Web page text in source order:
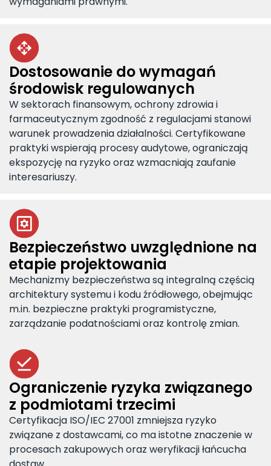
Dostosowanie do wymagań
środowisk regulowanych
W sektorach finansowym, ochrony zdrowia i
farmaceutycznym zgodność z regulacjami stanowi
warunek prowadzenia działalności. Certyfikowane
praktyki wspierają procesy audytowe, ograniczają
ekspozycję na ryzyko oraz wzmacniają zaufanie
interesariuszy.
Bezpieczeństwo uwzględnione na
etapie projektowania
Mechanizmy bezpieczeństwa są integralną częścią
architektury systemu i kodu źródłowego, obejmując
m.in. bezpieczne praktyki programistyczne,
zarządzanie podatnościami oraz kontrolę zmian.
Ograniczenie ryzyka związanego
z podmiotami trzecimi
Certyfikacja ISO/IEC 27001 zmniejsza ryzyko
związane z dostawcami, co ma istotne znaczenie w
procesach zakupowych oraz weryfikacji łańcucha